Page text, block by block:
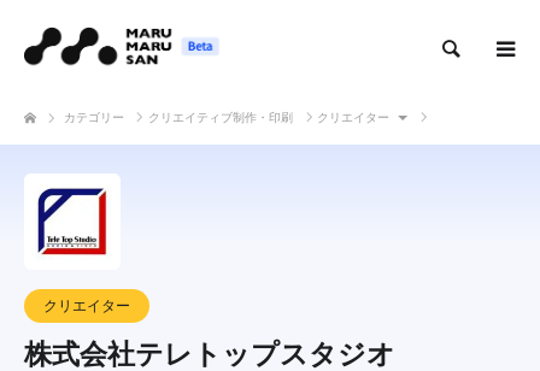
カテゴリー クリエイティブ制作・印刷 クリエイター
クリエイター
株式会社テレトップスタジオ